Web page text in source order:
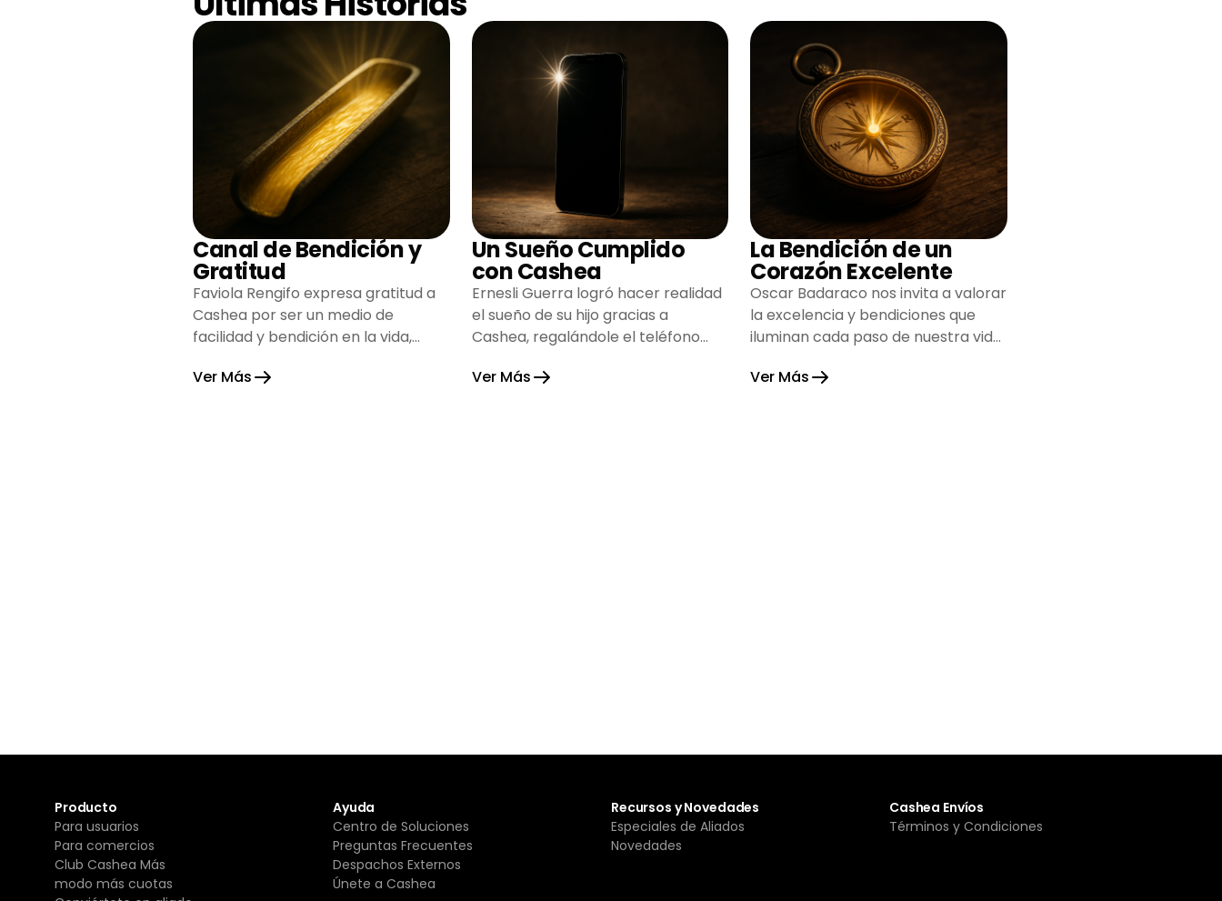
Canal de Bendición y
Gratitud
Faviola Rengifo expresa gratitud a
Cashea por ser un medio de
facilidad y bendición en la vida,
esperanza.
Ver Más
Un Sueño Cumplido
con Cashea
Ernesli Guerra logró hacer realidad
el sueño de su hijo gracias a
Cashea, regalándole el teléfono
alegría su hogar.
Ver Más
La Bendición de un
Corazón Excelente
Oscar Badaraco nos invita a valorar
la excelencia y bendiciones que
iluminan cada paso de nuestra vida,
gratitud y fortaleza.
Ver Más
Producto
Para usuarios
Para comercios
Club Cashea Más
modo más cuotas
Ayuda
Centro de Soluciones
Preguntas Frecuentes
Despachos Externos
Únete a Cashea
Recursos y Novedades
Especiales de Aliados
Novedades
Cashea Envíos
Términos y Condiciones